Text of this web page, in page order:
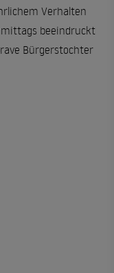
Verhalten
beeindruckt
Bürgerstochter